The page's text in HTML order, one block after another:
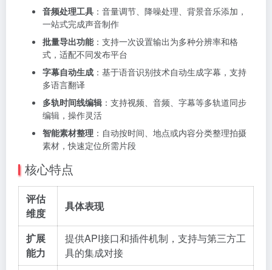
音频处理工具 ：音量调节、降噪处理、背景音乐添加，
一站式完成声音制作
批量导出功能：支持一次设置输出为多种分辨率和格
式，适配不同发布平台
字幕自动生成 ：基于语音识别技术自动生成字幕，支持
多语言翻译
多轨时间线编辑 ：支持视频、音频、字幕等多轨道同步
编辑，操作灵活
智能素材整理 ：自动按时间、地点或内容分类整理拍摄
素材，快速定位所需片段
核心特点
评估
维度
具体表现
扩展
能力
提供API接口和插件机制，支持与第三方工
具的集成对接